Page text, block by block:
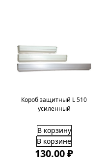
Короб защитный L 510
усиленный
В корзину
В корзине
130.00 ₽